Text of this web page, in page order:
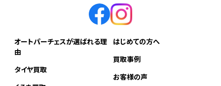
オートパーチェスが選ばれる理
由
タイヤ買取
はじめての方へ
買取事例
お客様の声